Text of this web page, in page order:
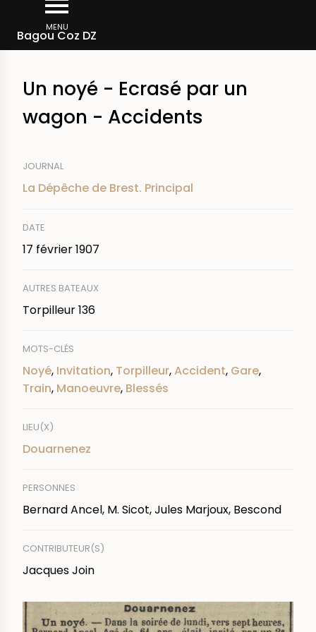
contenu
MENU
Bagou Coz DZ
d'Ariane
Rechercher dans la presse
Un noyé - Ecrasé par un
wagon - Accidents
JOURNAL
La Dépêche de Brest. Principal
DATE
17 février 1907
AUTRES BATEAUX
Torpilleur 136
MOTS-CLÉS
Noyé, Invitation, Torpilleur,Accident, Gare,
Train, Manoeuvre, Blessés
LIEU(X)
Douarnenez
PERSONNES
Bernard Ancel, M. Sicot, Jules Marjoux, Bescond
CONTRIBUTEUR(S)
Jacques Join
IMAGE